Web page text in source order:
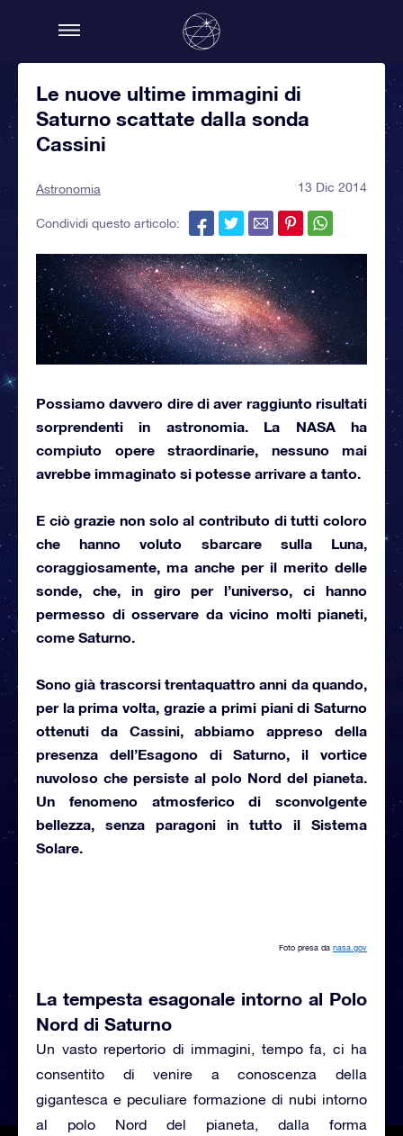
Le nuove ultime immagini di
Saturno scattate dalla sonda
Cassini
Astronomia 13 Dic 2014
Condividi questo articolo:
Possiamo davvero dire di aver raggiunto risultati
sorprendenti in astronomia. La NASAha
compiuto opere straordinarie, nessuno mai
avrebbe immaginato si potesse arrivare a tanto.
E ciò grazie non solo al contributo di tutti coloro
che hanno voluto sbarcare sulla Luna,
coraggiosamente, ma anche per il merito delle
sonde, che, in giro per l’universo, ci hanno
permesso di osservare da vicino molti pianeti,
come Saturno.
Sono già trascorsi trentaquattro anni da quando,
per la prima volta, grazie aprimi piani di Saturno
ottenuti da Cassini, abbiamo appreso della
presenza dell’Esagono di Saturno, il vortice
nuvoloso che persiste al polo Nord del pianeta.
Un fenomeno atmosferico di sconvolgente
bellezza, senza paragoni in tutto il Sistema
Solare.
Foto presa da nasa.gov
La tempesta esagonale intorno al Polo
Nord di Saturno
Un vasto repertorio di immagini, tempo fa, ci ha
consentito di venire a conoscenza della
gigantesca e peculiare formazione di nubi intorno
al polo Nord del pianeta, dalla forma